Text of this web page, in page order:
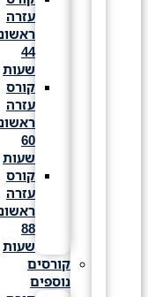
עזרה
ראשונה
שעות
קורס
עזרה
ראשונה
שעות
קורס
עזרה
ראשונה
שעות
קורסים
נוספים